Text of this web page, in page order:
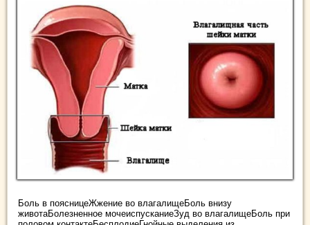
Боль в поясницеЖжение во влагалищеБоль внизу
животаБолезненное мочеиспусканиеЗуд во влагалищеБоль при